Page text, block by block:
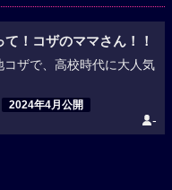
！コザのママさん！！
コザで、高校時代に大人気
2024年4月公開
-